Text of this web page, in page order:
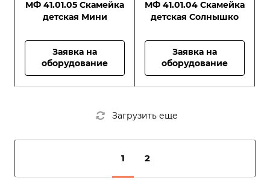
МФ 41.01.05 Скамейка
детская Мини
Заявка на
оборудование
МФ 41.01.04 Скамейка
детская Солнышко
Заявка на
оборудование
Загрузить еще
1 2